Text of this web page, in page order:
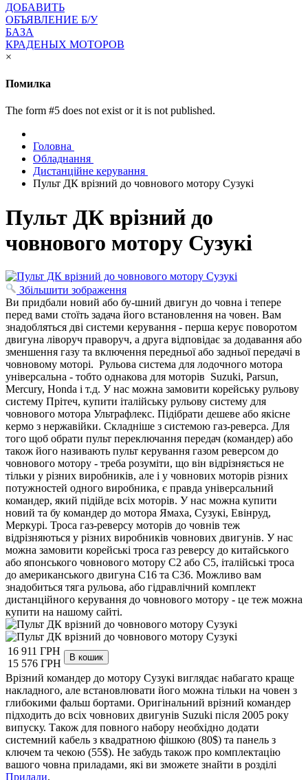
ДОБАВИТЬ
ОБЪЯВЛЕНИЕ Б/У
БАЗА
КРАДЕНЫХ МОТОРОВ
×
Помилка
The form #5 does not exist or it is not published.
Головна
Обладнання
Дистанційне керування
Пульт ДК врізний до човнового мотору Сузукі
Пульт ДК врізний до
човнового мотору Сузукі
Збільшити зображення
Ви придбали новий або бу-шний двигун до човна і тепере
перед вами стоїть задача його встановлення на човен. Вам
знадобляться дві системи керування - перша керує поворотом
двигуна ліворуч праворуч, а друга відповідає за додавання або
зменшення газу та включення передньої або задньої передачі в
човновому моторі. Рульова система для лодочного мотора
універсальна - тобто однакова для моторів Suzuki, Parsun,
Mercury, Honda і т.д. У нас можна замовити корейську рульову
систему Прітеч, купити італійську рульову систему для
човнового мотора Ультрафлекс. Підібрати дешеве або якісне
кермо з нержавійки. Складніше з системою газ-реверса. Для
того щоб обрати пульт переключання передач (командер) або
також його називають пульт керування газом реверсом до
човнового мотору - треба розуміти, що він відрізняється не
тільки у різних виробників, але і у човнових моторів різних
потужностей одного виробника, є правда універсальний
командер, який підійде всіх моторів. У нас можна купити
новий та бу командер до мотора Ямаха, Сузукі, Евінруд,
Меркурі. Троса газ-реверсу моторів до човнів теж
відрізняються у різних виробників човнових двигунів. У нас
можна замовити корейські троса газ реверсу до китайського
або японського човнового мотору С2 або С5, італійські троса
до американського двигуна С16 та С36. Можливо вам
знадобиться тяга рульова, або гідравлічний комплект
дистанційного керування до човнового мотору - це теж можна
купити на нашому сайті.
16 911 ГРН
15 576 ГРН
Врізний командер до мотору Сузукі виглядає набагато краще
накладного, але встановлювати його можна тільки на човен з
глибокими фальш бортами. Оригінальний врізний командер
підходить до всіх човнових двигунів Suzuki після 2005 року
випуску. Також для повного набору необхідно додати
системний кабель з квадратною фішкою (80$) та панель з
ключем та чекою (55$). Не забудь також про комплектацію
вашого човна приладами, які ви зможете знайти в розділі
Прилади.